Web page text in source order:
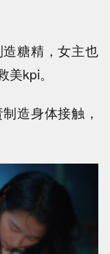
糖精，女主也
kpi。
造身体接触，